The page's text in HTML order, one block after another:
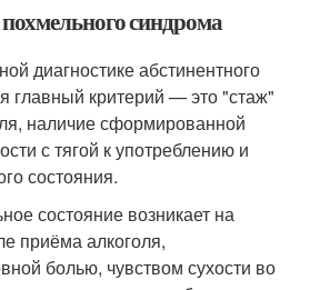
синдрома
диагностике абстинентного
главный критерий — это "стаж"
наличие сформированной
с тягой к употреблению и
состояния.
состояние возникает на
приёма алкоголя,
болью, чувством сухости во